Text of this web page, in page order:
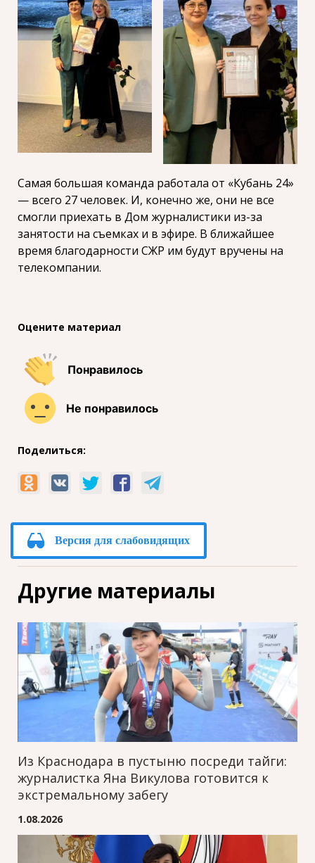
Самая большая команда работала от «Кубань 24»
— всего 27 человек. И, конечно же, они не все
смогли приехать в Дом журналистики из-за
занятости на съемках и в эфире. В ближайшее
время благодарности СЖР им будут вручены на
телекомпании.
Оцените материал
Понравилось
Не понравилось
Поделиться:
Версия для слабовидящих
Другие материалы
Из Краснодара в пустыню посреди тайги:
журналистка Яна Викулова готовится к
экстремальному забегу
1.08.2026